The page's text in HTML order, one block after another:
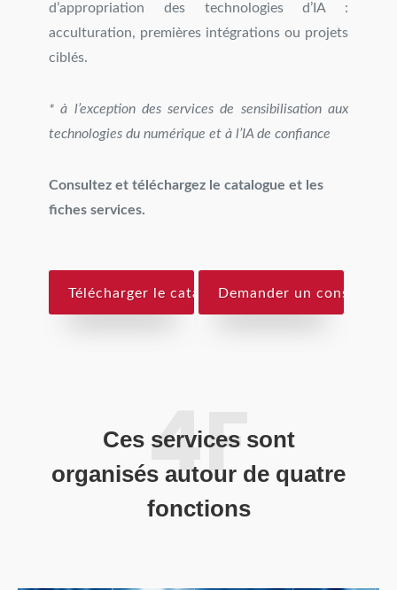
d’appropriation des technologies d’IA :
acculturation, premières intégrations ou projets
ciblés.
* à l’exception des services de sensibilisation aux
technologies du numérique et à l’IA de confiance
Consultez et téléchargez le catalogue et les
fiches services.
Télécharger le catalogueDemander un conseil
Ces services sont
organisés autour de quatre
fonctions